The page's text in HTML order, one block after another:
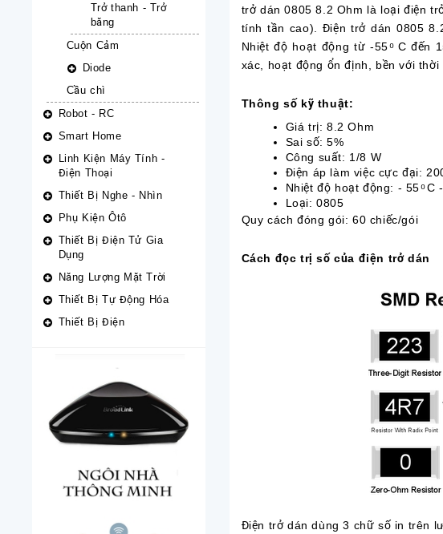
Trở thanh - Trở
băng
Cuộn Cảm
Diode
Cầu chì
Robot - RC
Smart Home
Linh Kiện Máy Tính -
Điện Thoại
Thiết Bị Nghe - Nhìn
Phụ Kiện Ôtô
Thiết Bị Điện Tử Gia
Dụng
Năng Lượng Mặt Trời
Thiết Bị Tự Động Hóa
Thiết Bị Điện
trở dán 0805 8.2 Ohm là loại điện
tính tần cao). Điện trở dán 0805
Nhiệt độ hoạt động từ -55 ͦ C đến
xác, hoạt động ổn định, bền với thời
Thông số kỹ thuật:
Giá trị: 8.2 Ohm
Sai số: 5%
Công suất: 1/8 W
Điện áp làm việc cực đại:
Nhiệt độ hoạt động: - 55 ͦ C
Loại: 0805
Quy cách đóng gói: 60 chiếc/gói
Cách đọc trị số của điện trở dán
Điện trở dán dùng 3 chữ số in trên